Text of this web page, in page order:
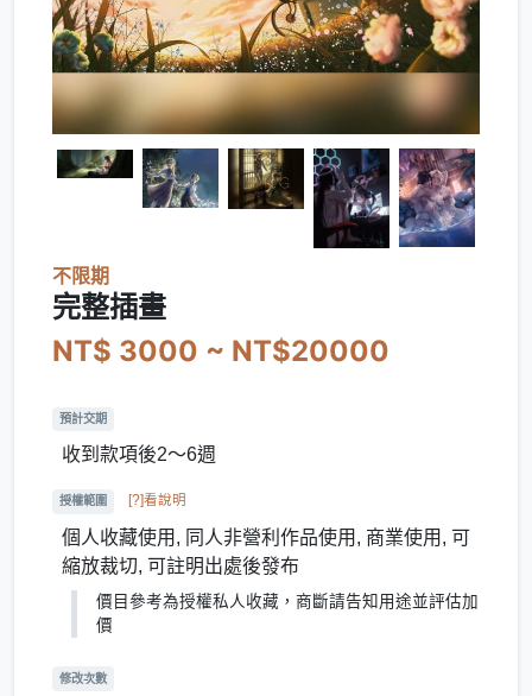
不限期
完整插畫
NT$ 3000 ~ NT$20000
預計交期
收到款項後2～6週
授權範圍 [?]看說明
個人收藏使用, 同人非營利作品使用, 商業使用, 可
縮放裁切, 可註明出處後發布
價目參考為授權私人收藏，商斷請告知用途並評估加
價
修改次數